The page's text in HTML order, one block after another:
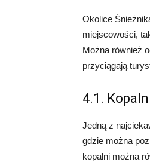
Okolice
miejscowości,
Można również
przyciągają
4.1.
Jedną z
gdzie można
kopalni można